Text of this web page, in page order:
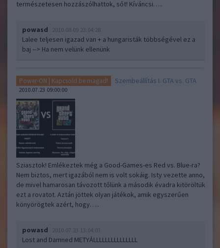
természetesen hozzászólhattok, sőt! Kíváncsi…..
powasd 2010.08.09 23:04:28
Lalee teljesen igazad van + a hungaristák többségével ez a
baj --> Ha nem velünk ellenünk
Power-ON | Kapcsold be magad! Szembeállítás I. GTA vs. GTA
2010.07.23 09:00:00
Sziasztok! Emlékeztek még a Good-Games-es Red vs. Blue-ra?
Nem biztos, mert igazából nem is volt sokáig. Isty vezette anno,
de mivel hamarosan távozott tőlünk a második évadra kitöröltük
ezt a rovatot. Aztán jöttek olyan játékok, amik egyszerűen
könyörögtek azért, hogy…..
powasd 2010.07.23 13:04:03
Lost and Damned METYÁLLLLLLLLLLLLLLL